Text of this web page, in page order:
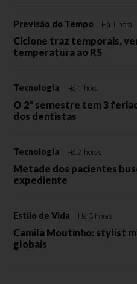
Previsão do Tempo Há 1 hora
Ciclone traz temporais,
temperatura ao RS
Tecnologia Há 1 hora
O 2° semestre tem 3
dos dentistas
Tecnologia Há 2 horas
Metade dos pacientes
expediente
Estilo de Vida Há 3 horas
Camila Moutinho: stylist
globais